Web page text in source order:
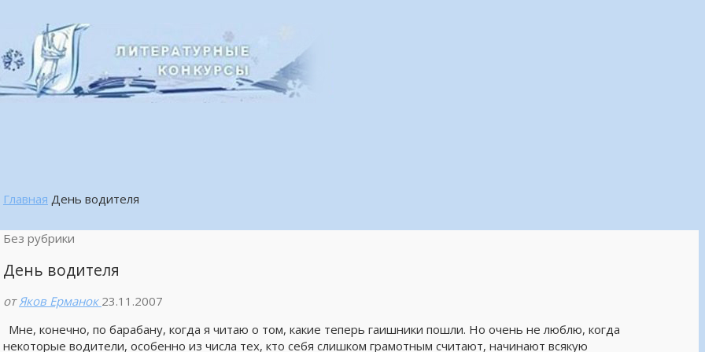
Главная День водителя
Без рубрики
День водителя
от Яков Ерманок 23.11.2007
Мне, конечно, по барабану, когда я читаю о том, какие теперь гаишники пошли. Но очень не люблю, когда
некоторые водители, особенно из числа тех, кто себя слишком грамотным считают, начинают всякую